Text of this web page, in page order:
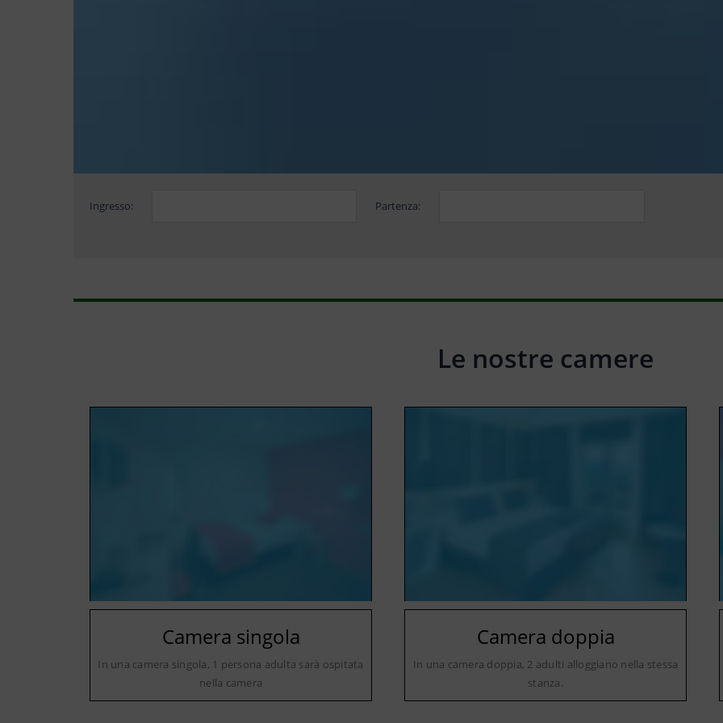
Ingresso: Partenza:
Le nostre camere
Camera singola
In una camera singola, 1 persona adulta sarà ospitata
nella camera
Camera doppia
In una camera doppia, 2 adulti alloggiano nella stessa
stanza.